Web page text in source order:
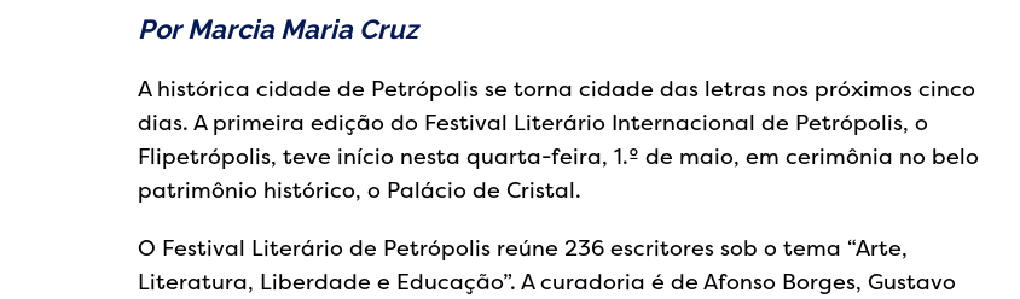
Por Marcia Maria Cruz
A histórica cidade de Petrópolis se torna cidade das letras nos próximos cinco
dias. A primeira edição do Festival Literário Internacional de Petrópolis, o
Flipetrópolis, teve início nesta quarta-feira, 1.º de maio, em cerimônia no belo
patrimônio histórico, o Palácio de Cristal.
O Festival Literário de Petrópolis reúne 236 escritores sob o tema “Arte,
Literatura, Liberdade e Educação”. A curadoria é de Afonso Borges, Gustavo